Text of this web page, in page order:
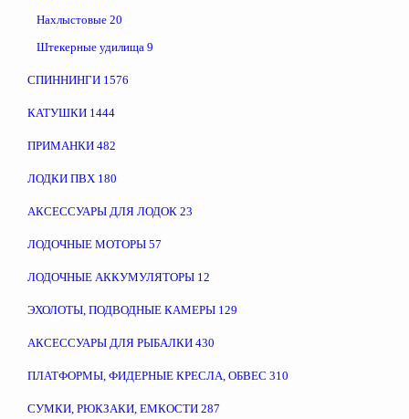
Нахлыстовые 20
Штекерные удилища 9
СПИННИНГИ 1576
КАТУШКИ 1444
ПРИМАНКИ 482
ЛОДКИ ПВХ 180
АКСЕССУАРЫ ДЛЯ ЛОДОК 23
ЛОДОЧНЫЕ МОТОРЫ 57
ЛОДОЧНЫЕ АККУМУЛЯТОРЫ 12
ЭХОЛОТЫ, ПОДВОДНЫЕ КАМЕРЫ 129
АКСЕССУАРЫ ДЛЯ РЫБАЛКИ 430
ПЛАТФОРМЫ, ФИДЕРНЫЕ КРЕСЛА, ОБВЕС 310
СУМКИ, РЮКЗАКИ, ЕМКОСТИ 287